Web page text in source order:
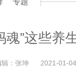
专题
魂”这些养
辑：张坤 2021-01-